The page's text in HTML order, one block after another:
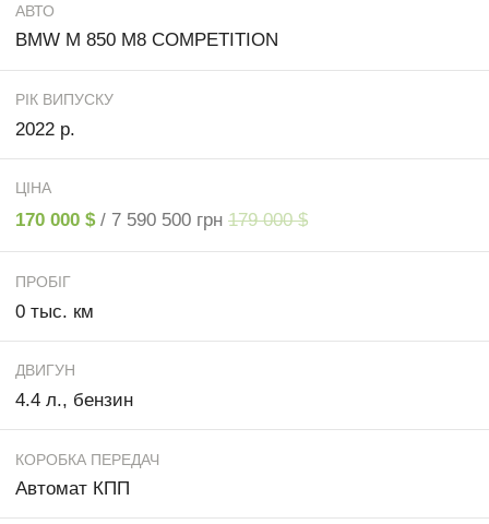
АВТО
BMW M 850 M8 COMPETITION
РІК ВИПУСКУ
2022 р.
ЦІНА
170 000 $ / 7 590 500 грн 179 000 $
ПРОБІГ
0 тыс. км
ДВИГУН
4.4 л., бензин
КОРОБКА ПЕРЕДАЧ
Автомат КПП